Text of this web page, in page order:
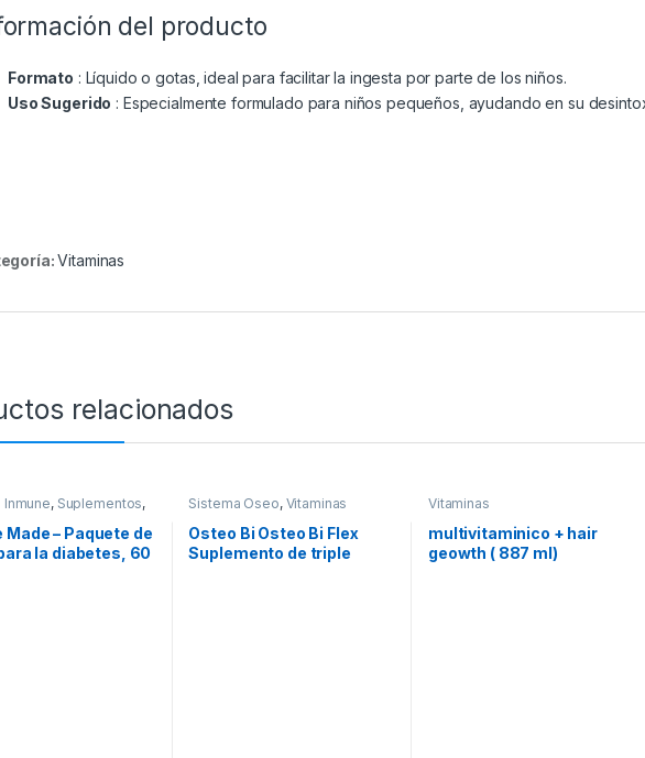
del producto
Formato : Líquido o gotas, ideal para facilitar la ingesta por parte de los niños.
Uso Sugerido : Especialmente formulado para niños pequeños, ayudando en su
Vitaminasㅤ
relacionados
, Suplementos,
Made – Paquete de
la diabetes, 60
Sistema Oseo, Vitaminasㅤ
Osteo Bi Osteo Bi Flex
Suplemento de triple
Vitaminasㅤ
multivitaminico + hair
geowth ( 887 ml)